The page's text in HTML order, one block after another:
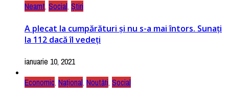
Neamt, Social, Știri
A plecat la cumpărături și nu s-a mai întors. Sunați
la 112 dacă îl vedeți
ianuarie 10, 2021
Economic, Național, Noutăți, Social